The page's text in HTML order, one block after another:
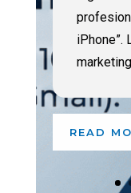
iPhone”.
READ
19 julio
anuncios
semana
líderes